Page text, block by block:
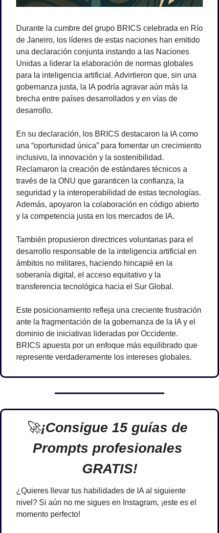
Durante la cumbre del grupo BRICS celebrada en Río
de Janeiro, los líderes de estas naciones han emitido
una declaración conjunta instando a las Naciones
Unidas a liderar la elaboración de normas globales
para la inteligencia artificial. Advirtieron que, sin una
gobernanza justa, la IA podría agravar aún más la
brecha entre países desarrollados y en vías de
desarrollo.
En su declaración, los BRICS destacaron la IA como
una “oportunidad única” para fomentar un crecimiento
inclusivo, la innovación y la sostenibilidad.
Reclamaron la creación de estándares técnicos a
través de la ONU que garanticen la confianza, la
seguridad y la interoperabilidad de estas tecnologías.
Además, apoyaron la colaboración en código abierto
y la competencia justa en los mercados de IA.
También propusieron directrices voluntarias para el
desarrollo responsable de la inteligencia artificial en
ámbitos no militares, haciendo hincapié en la
soberanía digital, el acceso equitativo y la
transferencia tecnológica hacia el Sur Global.
Este posicionamiento refleja una creciente frustración
ante la fragmentación de la gobernanza de la IA y el
dominio de iniciativas lideradas por Occidente.
BRICS apuesta por un enfoque más equilibrado que
represente verdaderamente los intereses globales.
🚀¡Consigue 15 guías de
Prompts profesionales
GRATIS!
¿Quieres llevar tus habilidades de IA al siguiente
nivel? Si aún no me sigues en Instagram, ¡este es el
momento perfecto!